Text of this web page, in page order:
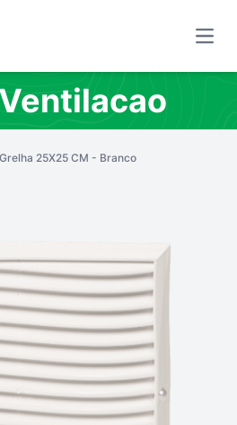
Grelha 25X25 CM - Branco